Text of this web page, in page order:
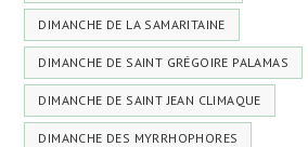
DIMANCHE DE LA SAMARITAINE
DIMANCHE DE SAINT GRÉGOIRE PALAMAS
DIMANCHE DE SAINT JEAN CLIMAQUE
DIMANCHE DES MYRRHOPHORES